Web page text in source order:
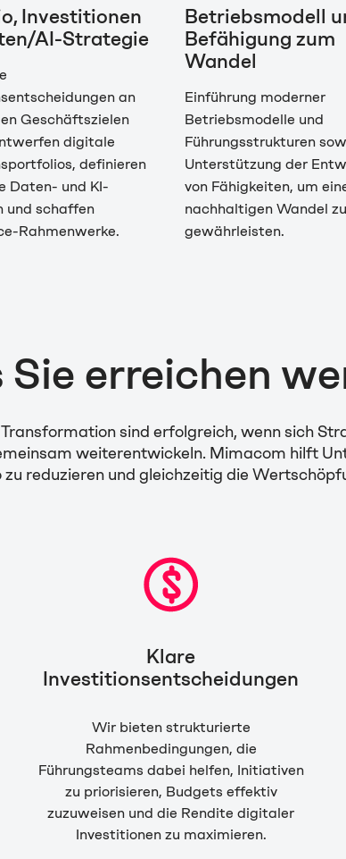
Investitionen
AI-Strategie
an
Geschäftszielen
digitale
definieren
Daten- und KI-
und schaffen
Rahmenwerke.
Betriebsmodell
Befähigung zum
Wandel
Einführung moderner
Betriebsmodelle und
Führungsstrukturen
Unterstützung der
von Fähigkeiten, um
nachhaltigen Wandel zu
gewährleisten.
Sie erreichen
sind erfolgreich, wenn sich
weiterentwickeln. Mimacom hilft
reduzieren und gleichzeitig die
Klare
Investitionsentscheidungen
Wir bieten strukturierte
Rahmenbedingungen, die
Führungsteams dabei helfen, Initiativen
zu priorisieren, Budgets effektiv
zuzuweisen und die Rendite digitaler
Investitionen zu maximieren.